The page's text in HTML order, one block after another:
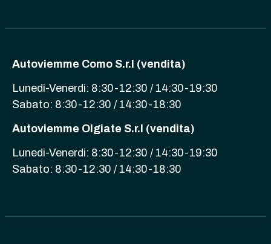
Autoviemme Como S.r.l (vendita)
Lunedi-Venerdi: 8:30-12:30 / 14:30-19:30
Sabato: 8:30-12:30 / 14:30-18:30
Autoviemme Olgiate S.r.l (vendita)
Lunedi-Venerdi: 8:30-12:30 / 14:30-19:30
Sabato: 8:30-12:30 / 14:30-18:30